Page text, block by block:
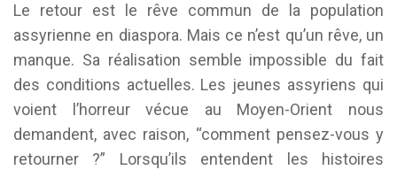
Le retour est le rêve commun de la population
assyrienne en diaspora. Mais ce n’est qu’un rêve, un
manque. Sa réalisation semble impossible du fait
des conditions actuelles. Les jeunes assyriens qui
voient l’horreur vécue au Moyen-Orient nous
demandent, avec raison, “comment pensez-vous y
retourner ?” Lorsqu’ils entendent les histoires